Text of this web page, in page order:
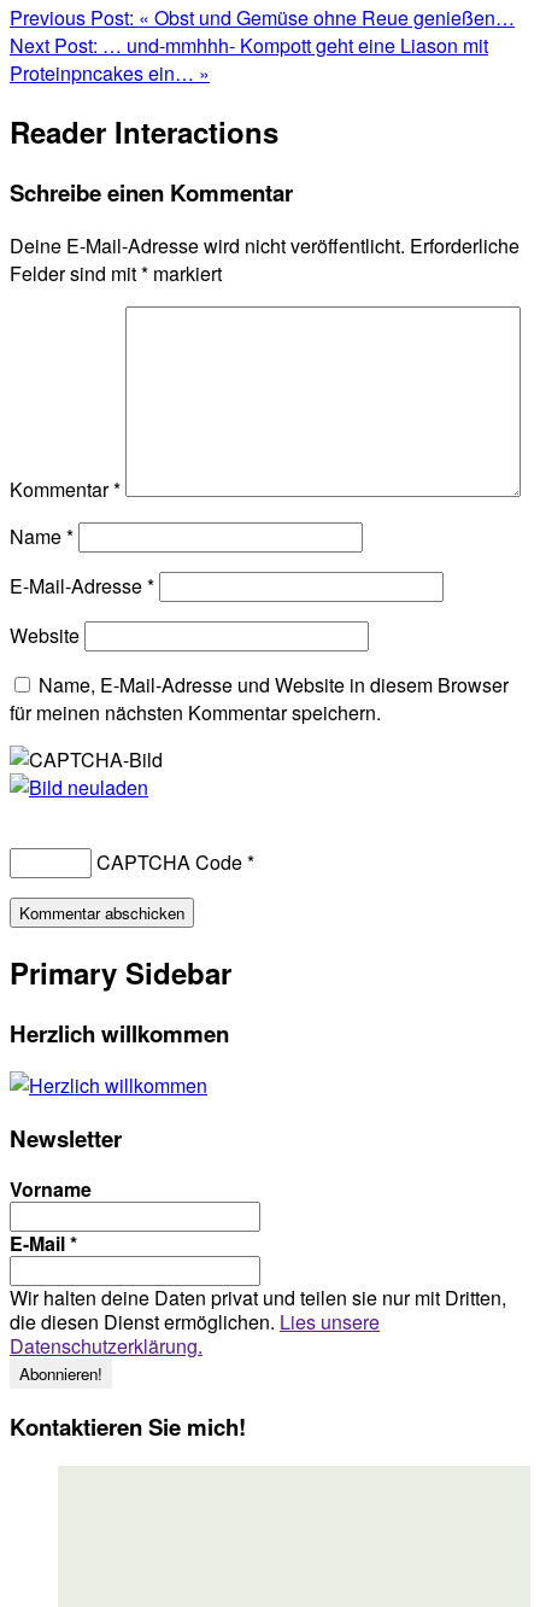
Previous Post: « Obst und Gemüse ohne Reue genießen…
Next Post: … und-mmhhh- Kompott geht eine Liason mit
Proteinpncakes ein… »
Reader Interactions
Schreibe einen Kommentar
Deine E-Mail-Adresse wird nicht veröffentlicht. Erforderliche
Felder sind mit* markiert
Kommentar*
Name*
E-Mail-Adresse*
Website
Name, E-Mail-Adresse und Website in diesem Browser
für meinen nächsten Kommentar speichern.
CAPTCHA Code*
Primary Sidebar
Herzlich willkommen
Newsletter
Vorname
E-Mail*
Wir halten deine Daten privat und teilen sie nur mit Dritten,
die diesen Dienst ermöglichen. Lies unsere
Datenschutzerklärung.
Kontaktieren Sie mich!